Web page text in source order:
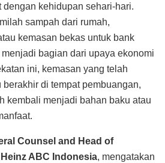
kehidupan sehari-hari.
sampah dari rumah,
kemasan bekas untuk bank
bagian dari upaya ekonomi
ini, kemasan yang telah
di tempat pembuangan,
kembali menjadi bahan baku atau
Counsel and Head of
ABC Indonesia, mengatakan